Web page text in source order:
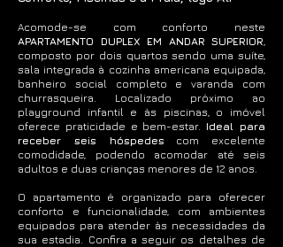
Acomode-se com conforto neste
APARTAMENTO DUPLEX EM ANDAR SUPERIOR,
composto por dois quartos sendo uma suíte,
sala integrada à cozinha americana equipada,
banheiro social completo e varanda com
churrasqueira. Localizado próximo ao
playground infantil e às piscinas, o imóvel
oferece praticidade e bem-estar.Ideal para
receber seis hóspedes com excelente
comodidade, podendo acomodar até seis
adultos e duas crianças menores de 12 anos.
O apartamento é organizado para oferecer
conforto e funcionalidade, com ambientes
equipados para atender às necessidades da
sua estadia. Confira a seguir os detalhes de